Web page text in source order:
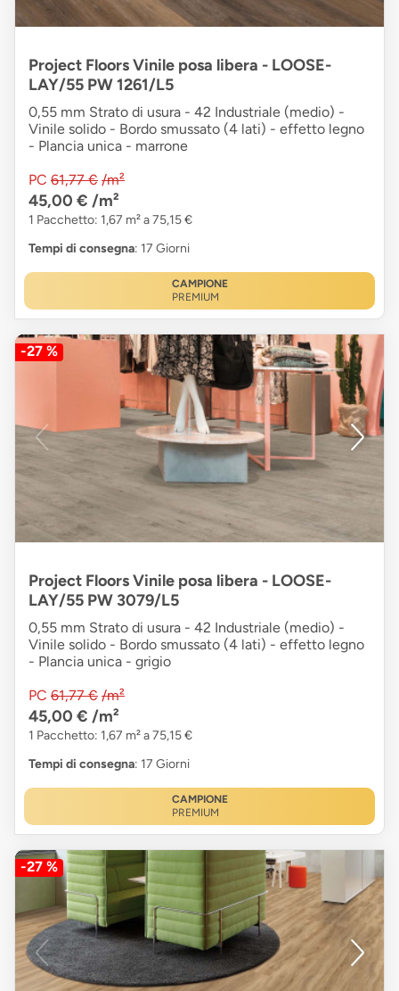
Project Floors Vinile posa libera - LOOSE-
LAY/55 PW 1261/L5
0,55 mm Strato di usura - 42 Industriale (medio) -
Vinile solido - Bordo smussato (4 lati) - effetto legno
- Plancia unica - marrone
PC 61,77 € /m²
45,00 € /m²
1 Pacchetto: 1,67 m² a 75,15 €
Tempi di consegna: 17 Giorni
CAMPIONE
PREMIUM
-27 %
Project Floors Vinile posa libera - LOOSE-
LAY/55 PW 3079/L5
0,55 mm Strato di usura - 42 Industriale (medio) -
Vinile solido - Bordo smussato (4 lati) - effetto legno
- Plancia unica - grigio
PC 61,77 € /m²
45,00 € /m²
1 Pacchetto: 1,67 m² a 75,15 €
Tempi di consegna: 17 Giorni
CAMPIONE
PREMIUM
-27 %